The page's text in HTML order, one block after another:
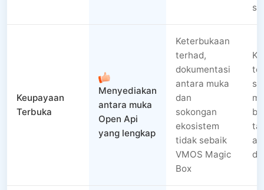
Keupayaan
Terbuka
Menyediakan
antara muka
Open Api
yang lengkap
Keterbukaan
terhad,
dokumentasi
antara muka
dan
sokongan
ekosistem
tidak sebaik
VMOS Magic
Box